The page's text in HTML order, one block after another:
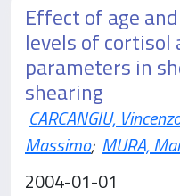
Effect of age
levels of cortisol
parameters in
shearing
CARCANGIU,
Massimo; MURA,
2004-01-01